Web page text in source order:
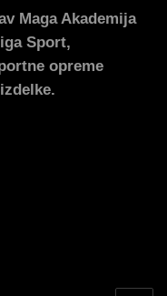
Maga Akademija
Sport,
opreme